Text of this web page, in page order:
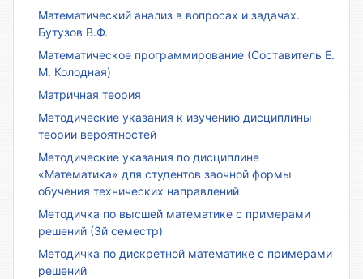
Математический анализ в вопросах и задачах.
Бутузов В.Ф.
Математическое программирование (Составитель Е.
М. Колодная)
Матричная теория
Методические указания к изучению дисциплины
теории вероятностей
Методические указания по дисциплине
«Математика» для студентов заочной формы
обучения технических направлений
Методичка по высшей математике с примерами
решений (3й семестр)
Методичка по дискретной математике с примерами
решений